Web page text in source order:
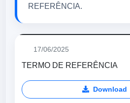
REFERÊNCIA.
17/06/2025
TERMO DE REFERÊNCIA
Download